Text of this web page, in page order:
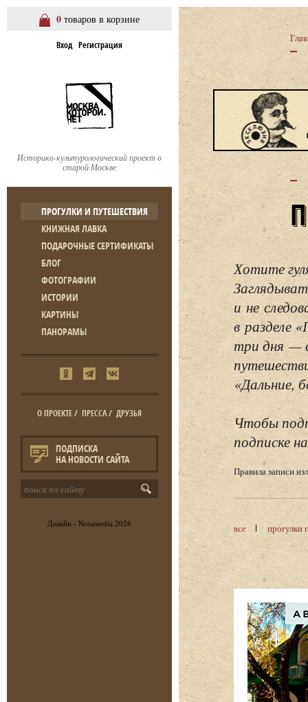
0 товаров в корзине
Вход Регистрация
Историко-культурологический проект о
старой Москве
ПРОГУЛКИ И ПУТЕШЕСТВИЯ
КНИЖНАЯ ЛАВКА
ПОДАРОЧНЫЕ СЕРТИФИКАТЫ
БЛОГ
ФОТОГРАФИИ
ИСТОРИИ
КАРТИНЫ
ПАНОРАМЫ
О ПРОЕКТЕ/ ПРЕССА/ ДРУЗЬЯ
ПОДПИСКА
НА НОВОСТИ САЙТА
Дизайн - Notamedia 2026
Хотите
и не
в разделе
три дня —
«Дальние,
Чтобы
подписке
Правила записи
все прогулки